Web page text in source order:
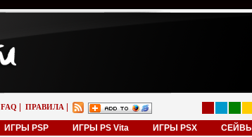
FAQ ПРАВИЛА
ИГРЫ PSP ИГРЫ PS Vita ИГРЫ PSX СЕЙВЫ